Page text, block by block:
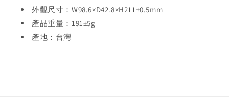
外觀尺寸：W98.6×D42.8×H211±0.5mm
產品重量：191±5g
產地：台灣